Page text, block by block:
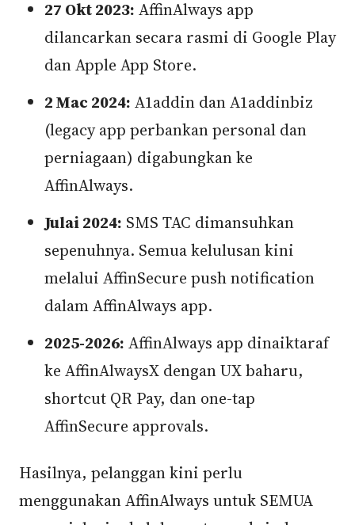
27 Okt 2023: AffinAlways app
dilancarkan secara rasmi di Google Play
dan Apple App Store.
2 Mac 2024: A1addin dan A1addinbiz
(legacy app perbankan personal dan
perniagaan) digabungkan ke
AffinAlways.
Julai 2024: SMS TAC dimansuhkan
sepenuhnya. Semua kelulusan kini
melalui AffinSecure push notification
dalam AffinAlways app.
2025-2026: AffinAlways app dinaiktaraf
ke AffinAlwaysX dengan UX baharu,
shortcut QR Pay, dan one-tap
AffinSecure approvals.
Hasilnya, pelanggan kini perlu
menggunakan AffinAlways untuk SEMUA